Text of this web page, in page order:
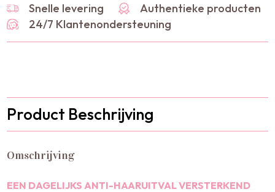
Snelle levering
Authentieke producten
24/7 Klantenondersteuning
Product Beschrijving
Omschrijving
EEN DAGELIJKS ANTI-HAARUITVAL VERSTERKEND